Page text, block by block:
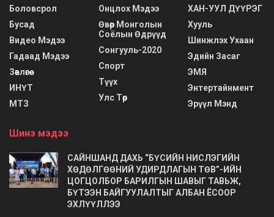
Боловсрол
Бусад
Видео Мэдээ
Гадаад Мэдээ
Зөвлөгөө
ИНҮТ
МТЗ
Онцлох Мэдээ
Өвөр Монголын
Соёлын Өдрүүд
Сонгууль-2020
Спорт
Түүх
Улс Төр
ХАН-УУЛ ДҮҮРЭГ
Хууль
Шинжлэх Ухаан
Эдийн Засаг
ЭМЯ
Энтертайнмент
Эрүүл Мэнд
Шинэ мэдээ
САЙНШАНД ДАХЬ “БҮСИЙН НИСЛЭГИЙН
ХӨДӨЛГӨӨНИЙ УДИРДЛАГЫН ТӨВ”-ИЙН
ЦОГЦОЛБОР БАРИЛГЫН ШАВЫГ ТАВЬЖ,
БҮТЭЭН БАЙГУУЛАЛТЫГ АЛБАН ЁСООР
ЭХЛҮҮЛЛЭЭ